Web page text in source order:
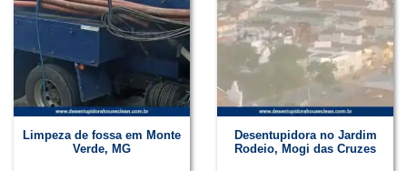
Limpeza de fossa em Monte
Verde, MG
Desentupidora no Jardim
Rodeio, Mogi das Cruzes